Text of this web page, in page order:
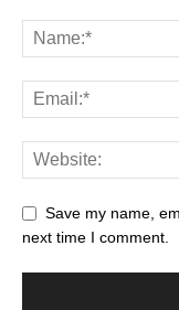
Save my name,
next time I comment.